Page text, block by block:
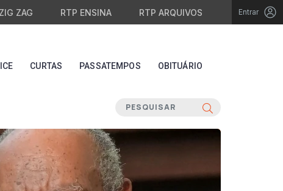
ZAG RTP ENSINA RTP ARQUIVOS Entrar
CURTAS PASSATEMPOS OBITUÁRIO